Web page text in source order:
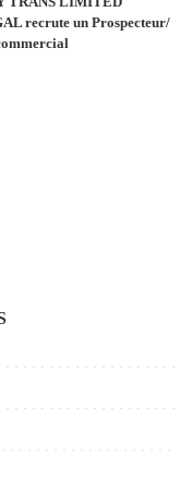
recrute un Prospecteur/